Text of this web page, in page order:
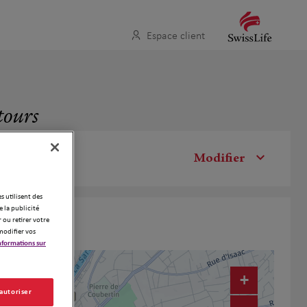
Espace client
Modifier
+
utilisent des
la publicité
ou retirer votre
vos
sur